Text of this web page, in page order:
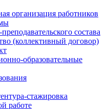
организация работников
состава
(коллективный договор)
образовательные
стажировка
работе